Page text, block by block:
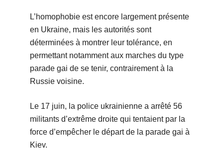
L’homophobie est encore largement présente
en Ukraine, mais les autorités sont
déterminées à montrer leur tolérance, en
permettant notamment aux marches du type
parade gai de se tenir, contrairement à la
Russie voisine.
Le 17 juin, la police ukrainienne a arrêté 56
militants d’extrême droite qui tentaient par la
force d’empêcher le départ de la parade gai à
Kiev.